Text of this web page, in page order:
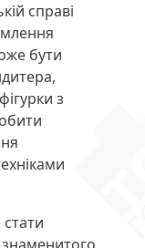
справі
бути
з